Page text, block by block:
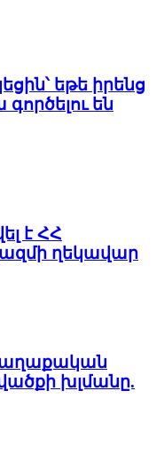
եթե իրենց
են
է ՀՀ
ղեկավար
քաղաքական
խլմանը.